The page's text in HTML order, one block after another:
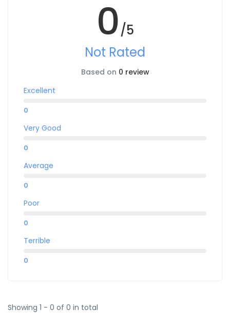
0/5
Not Rated
Based on 0 review
Excellent
0
Very Good
0
Average
0
Poor
0
Terrible
0
Showing 1 - 0 of 0 in total